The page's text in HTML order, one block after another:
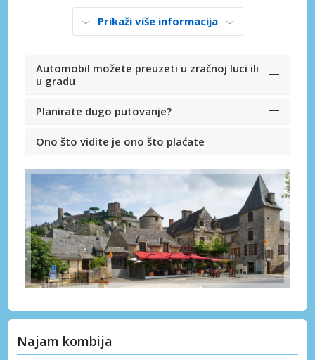
Prikaži više informacija
Automobil možete preuzeti u zračnoj luci ili
u gradu
Planirate dugo putovanje?
Ono što vidite je ono što plaćate
Najam kombija